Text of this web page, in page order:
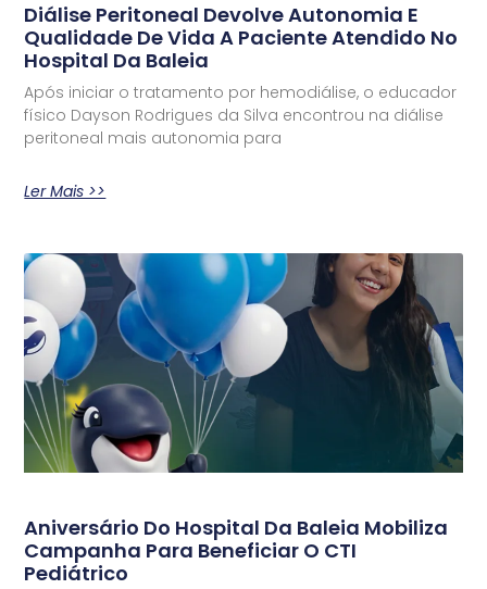
Diálise Peritoneal Devolve Autonomia E
Qualidade De Vida A Paciente Atendido No
Hospital Da Baleia
Após iniciar o tratamento por hemodiálise, o educador
físico Dayson Rodrigues da Silva encontrou na diálise
peritoneal mais autonomia para
Ler Mais >>
Aniversário Do Hospital Da Baleia Mobiliza
Campanha Para Beneficiar O CTI
Pediátrico